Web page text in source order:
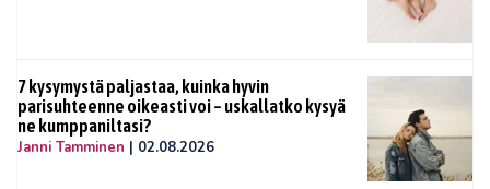
7 kysymystä paljastaa, kuinka hyvin
parisuhteenne oikeasti voi – uskallatko kysyä
ne kumppaniltasi?
Janni Tamminen | 02.08.2026